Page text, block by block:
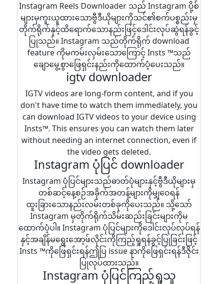
Instagram Reels Downloader သည် Instagram ပို့စ်
များမှကူးယူထားသောဗွီဒီယိုများကိုသင်၏စက်ပစ္စည်းမှ
တိုက်ရိုက်နှင့်ထိရောက်သောနည်းဖြင့်ဒေါင်းလုပ်ဆွဲရန်ခွင့်
ပြုသည်။ Instagram သည်တိုက်ရိုက် download
feature ကိုမကမ်းလှမ်းသောကြောင့် Insts ™သည်
ချောမွေ့စွာဖြေရှင်းနည်းကိုထောက်ပံ့ပေးသည်။
igtv downloader
IGTV videos are long-form content, and if you
don't have time to watch them immediately, you
can download IGTV videos to your device using
Insts™. This ensures you can watch them later
without needing an internet connection, even if
the video gets deleted.
Instagram ပုံပြင် downloader
Instagram ပုံပြင်များသည်ဓာတ်ပုံများနှင့်ဗွီဒီယိုများမှ
တစ်ဆင့်နေ့စဉ်အခိုက်အတန့်များကိုမျှဝေရန်
ထူးခြားသောနည်းလမ်းတစ်ခုကိုပေးသည်။ သို့သော်
Instagram မှတိုက်ရိုက်သိမ်းဆည်းခြင်းများကိုမ
ထောက်ပံ့ပါ။ Instagram ပုံပြင်များကိုဒေါင်းလုပ်လုပ်ရန်
နှင့်အချိန်မရွေးအော့ဖ်လိုင်းကိုကြည့်ရှုရန်ခွင့်ပြုခြင်းဖြင့်
Insts ™ကိုဖြေရှင်းရန်ဤပြ issue နာကိုဖြေရှင်းရန်ဒီဇိုင်း
ပြုလုပ်ထားသည်။
Instagram ပုံပြင်ကြည့်ရှုသူ